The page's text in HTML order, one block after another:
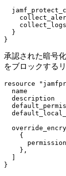
  }
承認された暗号
をブロックする
resource
name
description
    {
    },